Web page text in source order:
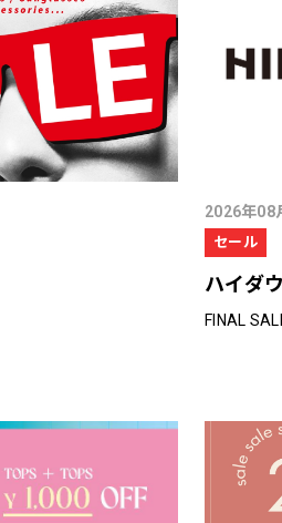
2026年08
セール
ハイダ
FINAL